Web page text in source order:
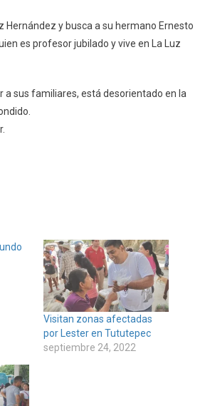
Hermano
De
Tututepec
Hernández y busca a su hermano Ernesto
es profesor jubilado y vive en La Luz
a sus familiares, está desorientado en la
Visitan zonas afectadas
por Lester en Tututepec
septiembre 24, 2022